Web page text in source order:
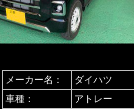
メーカー名：
ダイハツ
車種：
アトレー